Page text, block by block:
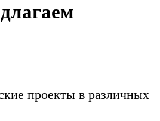
проекты в различных